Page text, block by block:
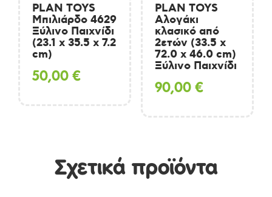
PLAN TOYS
Μπιλιάρδο 4629
Ξύλινο Παιχνίδι
(23.1 x 35.5 x 7.2
cm)
50,00€
PLAN TOYS
Αλογάκι
κλασικό από
2ετών (33.5 x
72.0 x 46.0 cm)
Ξύλινο Παιχνίδι
90,00€
Σχετικά προϊόντα